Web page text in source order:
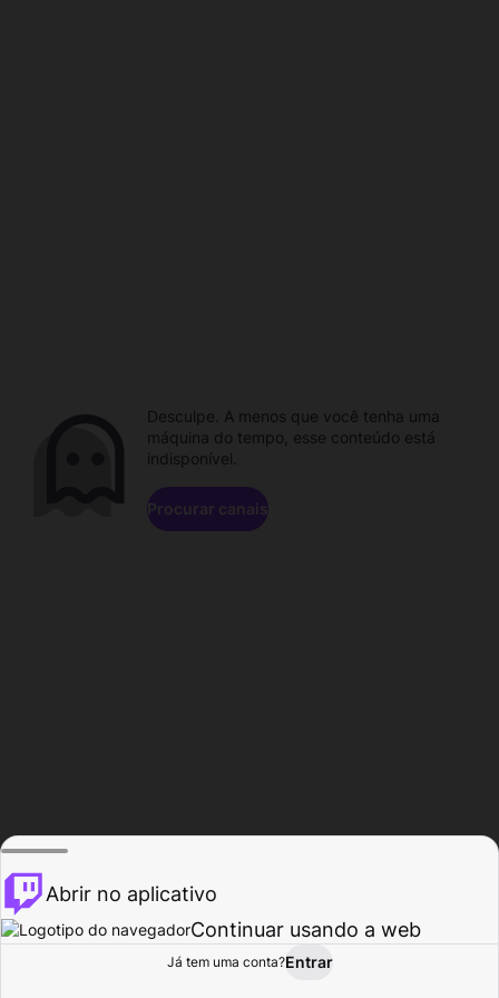
Procurar Atividade
Desculpe. A menos que você tenha uma
máquina do tempo, esse conteúdo está
indisponível.
Procurar canais
Abrir no aplicativo
Continuar usando a web
Já tem uma conta?Entrar